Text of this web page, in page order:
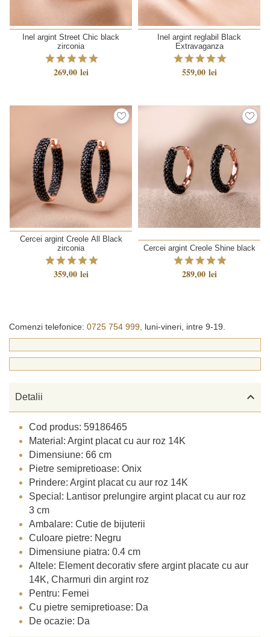
Inel argint Street Chic black
zirconia
269,00 lei
Inel argint reglabil Black
Extravaganza
559,00 lei
Cercei argint Creole All Black
zirconia
359,00 lei
Cercei argint Creole Shine black
289,00 lei
Comenzi telefonice: 0725 754 999, luni-vineri, intre 9-19.
Detalii 
Cod produs: 59186465
Material: Argint placat cu aur roz 14K
Dimensiune: 66 cm
Pietre semipretioase: Onix
Prindere: Argint placat cu aur roz 14K
Special: Lantisor prelungire argint placat cu aur roz
3 cm
Ambalare: Cutie de bijuterii
Culoare pietre: Negru
Dimensiune piatra: 0.4 cm
Altele: Element decorativ sfere argint placate cu aur
14K, Charmuri din argint roz
Pentru: Femei
Cu pietre semipretioase: Da
De ocazie: Da